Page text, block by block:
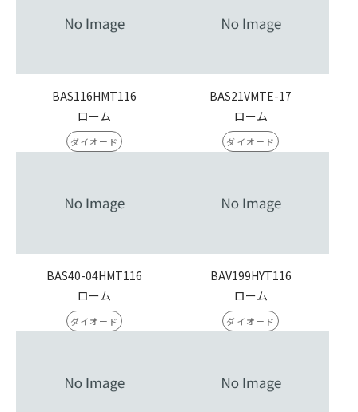
BAS116HMT116
ローム
ダイオード
BAS21VMTE-17
ローム
ダイオード
BAS40-04HMT116
ローム
ダイオード
BAV199HYT116
ローム
ダイオード